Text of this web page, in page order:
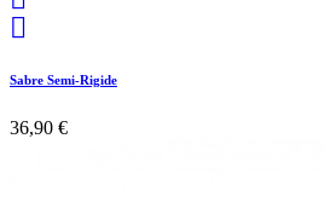

Sabre Semi-Rigide
36,90 €